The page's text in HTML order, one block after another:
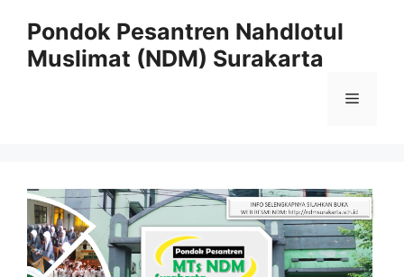
Pondok Pesantren Nahdlotul
Muslimat (NDM) Surakarta